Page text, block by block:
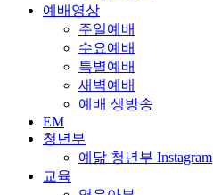
예배영상
주일예배
수요예배
특별예배
새벽예배
예배 생방송
EM
청년부
예닮 청년부 Instagram
교육